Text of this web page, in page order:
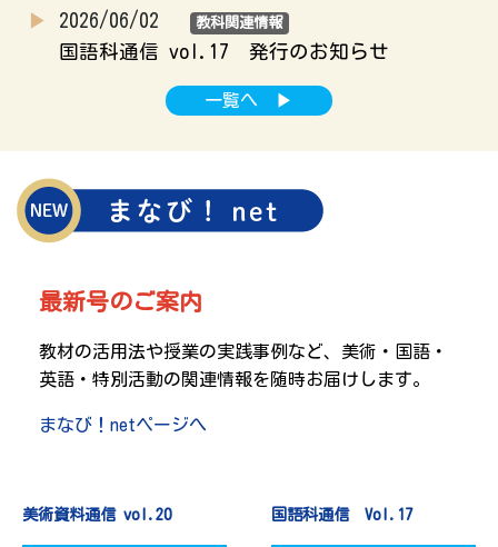
2026/06/02 教科関連情報
国語科通信 vol.17 発行のお知らせ
一覧へ ▶
最新号のご案内
教材の活用法や授業の実践事例など、美術・国語・
英語・特別活動の関連情報を随時お届けします。
まなび！netページへ
美術資料通信 vol.20 国語科通信 Vol.17